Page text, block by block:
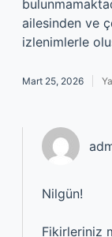
ailesinden ve
izlenimlerle
Mart 25, 2026
Nilgün!
Fikirleriniz